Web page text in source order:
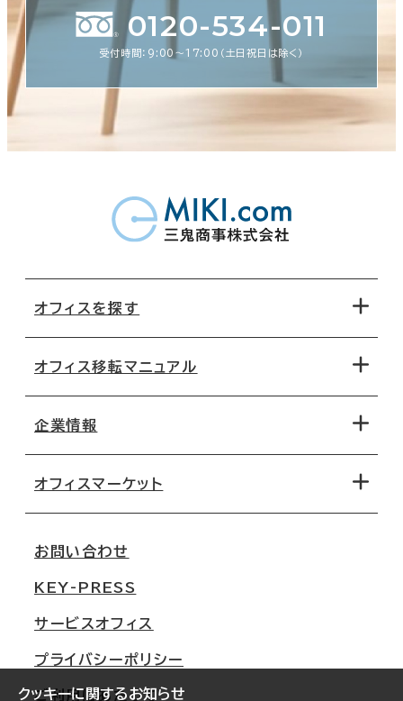
クッキーに関するお知らせ
0120-534-011
受付時間：9:00〜17:00（土日祝日は除く）
オフィスを探す
地図から探す
路線・駅から探す
オフィス移転マニュアル
移転コストシミュレーション
移転スケジュール
オフィス移転Q&A
企業情報
オフィスマーケット
大阪
名古屋
札幌
お問い合わせ
KEY-PRESS
サービスオフィス
プライバシーポリシー
ご利用にあたって